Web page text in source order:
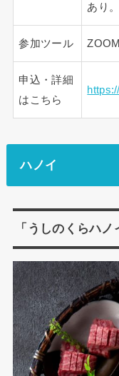
あり。
参加ツール
申込・詳細
はこちら
ハノイ
「うしのくらハ